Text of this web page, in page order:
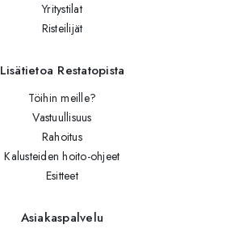
Yritystilat
Risteilijät
Lisätietoa Restatopista
Töihin meille?
Vastuullisuus
Rahoitus
Kalusteiden hoito-ohjeet
Esitteet
Asiakaspalvelu